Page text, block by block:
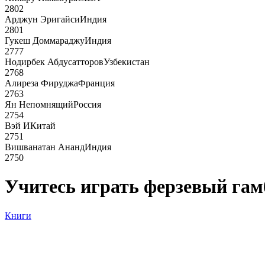
2802
Арджун ЭригайсиИндия
2801
Гукеш ДоммараджуИндия
2777
Нодирбек АбдусатторовУзбекистан
2768
Алиреза ФируджаФранция
2763
Ян НепомнящийРоссия
2754
Вэй ИКитай
2751
Вишванатан АнандИндия
2750
Учитесь играть ферзевый
Книги